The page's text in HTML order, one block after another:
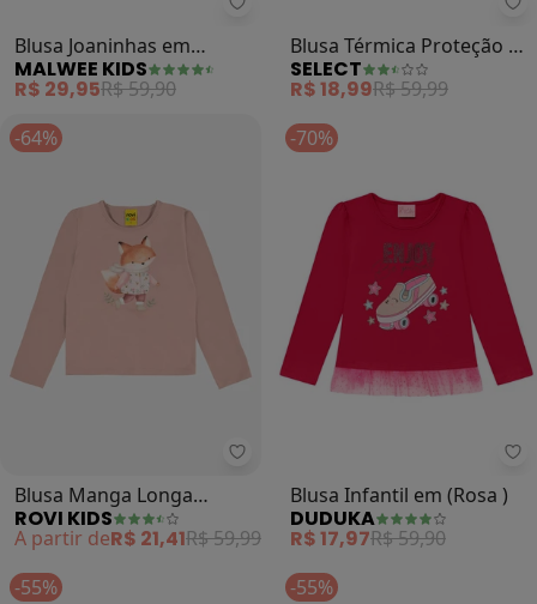
Malwee Kids - Blusa Joaninhas
Blusa Joaninhas em
Cotton (Coral)
MALWEE KIDS
R$ 29,95R$ 59,90
Blusa Térmica Proteção Uv
Praia Manga Longa (Rosa)
SELECT
R$ 18,99R$ 59,99
-64%
Rovi Kids - Blusa Manga Longa
Blusa Manga Longa
Cotton (Rosa)
ROVI KIDS
A partir deR$ 21,41R$ 59,99
-70%
Blusa Infantil em (Rosa )
DUDUKA
R$ 17,97R$ 59,90
-55%
-55%